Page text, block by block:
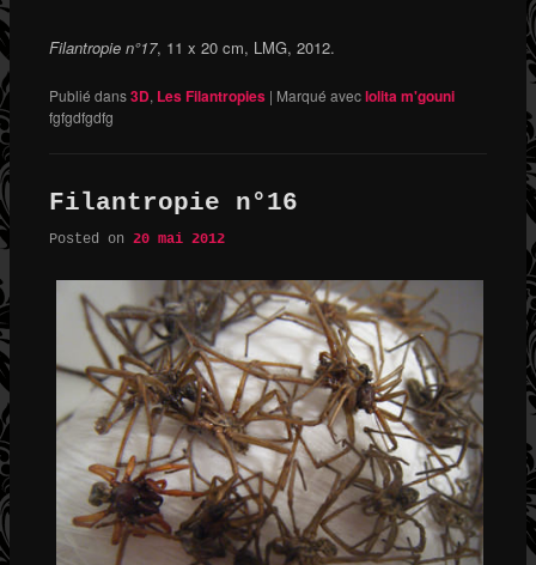
Filantropie n°17, 11 x 20 cm, LMG, 2012.
Publié dans3D, Les Filantropies | Marqué aveclolita m'gouni
fgfgdfgdfg
Filantropie n°16
Posted on 20 mai 2012